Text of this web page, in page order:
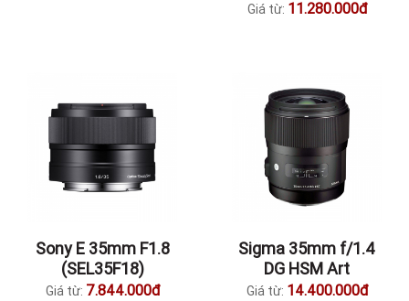
Giá từ: 11.280.000đ
Sony E 35mm F1.8
(SEL35F18)
Giá từ: 7.844.000đ
Sigma 35mm f/1.4
DG HSM Art
Giá từ: 14.400.000đ